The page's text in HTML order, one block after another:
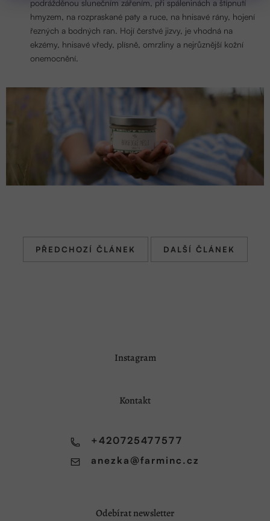
podrážděnou slunečním zářením, při spáleninách a štípnutí
hmyzem, na rozpraskané paty a ruce, na hnisavé rány, hojení
řezných a bodných ran. Hojí čerstvé jizvy, je vhodná na
ekzémy, hnisavé vředy, plísně, omrzliny a nejrůznější kožní
onemocnění.
PŘEDCHOZÍ ČLÁNEK DALŠÍ ČLÁNEK
Instagram
Kontakt
anezka @farminc.cz
+420725477577
Odebírat newsletter